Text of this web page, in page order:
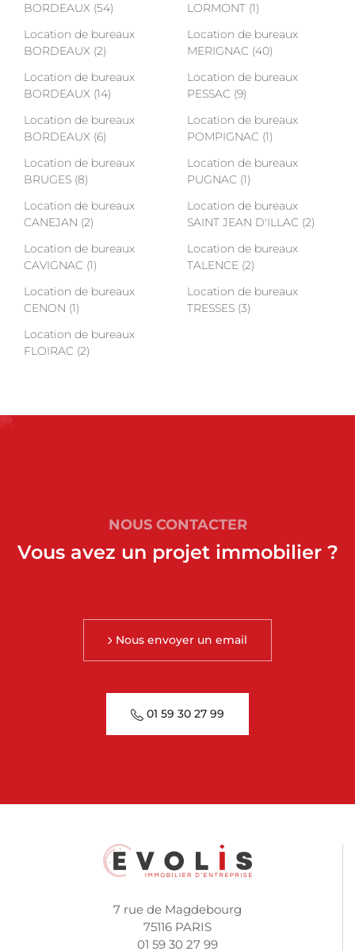
BORDEAUX (54)
Location de bureaux
BORDEAUX (2)
Location de bureaux
BORDEAUX (14)
Location de bureaux
BORDEAUX (6)
Location de bureaux
BRUGES (8)
Location de bureaux
CANEJAN (2)
Location de bureaux
CAVIGNAC (1)
Location de bureaux
CENON (1)
Location de bureaux
FLOIRAC (2)
LORMONT (1)
Location de bureaux
MERIGNAC (40)
Location de bureaux
PESSAC (9)
Location de bureaux
POMPIGNAC (1)
Location de bureaux
PUGNAC (1)
Location de bureaux
SAINT JEAN D'ILLAC (2)
Location de bureaux
TALENCE (2)
Location de bureaux
TRESSES (3)
NOUS CONTACTER
Vous avez un projet immobilier ?
Nous envoyer un email
01 59 30 27 99
7 rue de Magdebourg
75116 PARIS
01 59 30 27 99